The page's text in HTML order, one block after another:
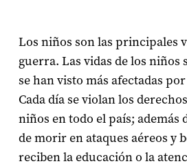
Los niños son las principales
guerra. Las vidas de los niños
se han visto más afectadas
Cada día se violan los
niños en todo el país; además
de morir en ataques aéreos y
reciben la educación o la